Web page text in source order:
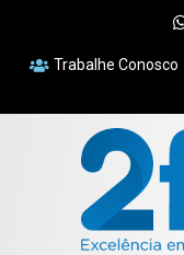
Trabalhe Conosco